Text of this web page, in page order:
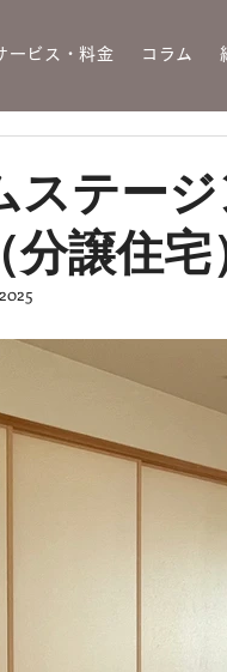
ービス・料金 コラム
ステー
分譲住